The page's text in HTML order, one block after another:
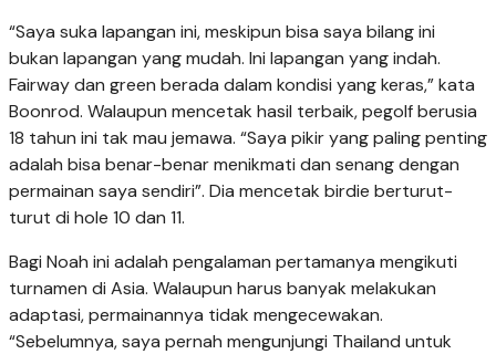
“Saya suka lapangan ini, meskipun bisa saya bilang ini
bukan lapangan yang mudah. Ini lapangan yang indah.
Fairway dan green berada dalam kondisi yang keras,” kata
Boonrod. Walaupun mencetak hasil terbaik, pegolf berusia
18 tahun ini tak mau jemawa. “Saya pikir yang paling penting
adalah bisa benar-benar menikmati dan senang dengan
permainan saya sendiri”. Dia mencetak birdie berturut-
turut di hole 10 dan 11.
Bagi Noah ini adalah pengalaman pertamanya mengikuti
turnamen di Asia. Walaupun harus banyak melakukan
adaptasi, permainannya tidak mengecewakan.
“Sebelumnya, saya pernah mengunjungi Thailand untuk